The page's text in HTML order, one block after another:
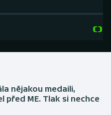
nějakou medaili,
před ME. Tlak si nechce